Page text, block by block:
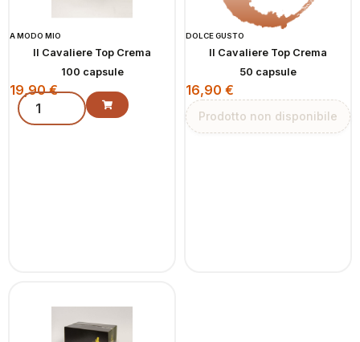
A MODO MIO
Il Cavaliere Top Crema
100 capsule
19,90€
DOLCE GUSTO
Il Cavaliere Top Crema
50 capsule
16,90 €
Prodotto non disponibile